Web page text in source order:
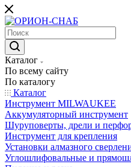
Каталог
По всему сайту
По каталогу
Каталог
Инструмент MILWAUKEE
Аккумуляторный инструмент
Шуруповерты, дрели и
Инструмент для крепления
Установки алмазного
Углошлифовальные и